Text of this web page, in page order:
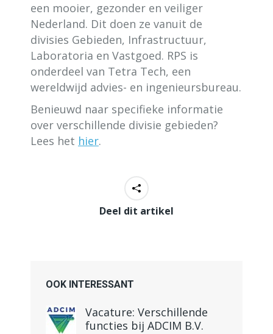
een mooier, gezonder en veiliger
Nederland. Dit doen ze vanuit de
divisies Gebieden, Infrastructuur,
Laboratoria en Vastgoed. RPS is
onderdeel van Tetra Tech, een
wereldwijd advies- en ingenieursbureau.
Benieuwd naar specifieke informatie
over verschillende divisie gebieden?
Lees het hier.
Deel dit artikel
OOK INTERESSANT
Vacature: Verschillende
functies bij ADCIM B.V.